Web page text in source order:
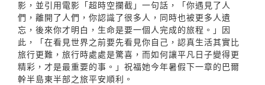
影，並引用電影「超時空攔截」一句話，「你遇見了人
們，離開了人們，你認識了很多人，同時也被更多人遺
忘，後來你才明白，生命是要一個人完成的旅程。」因
此，「在看見世界之前要先看見你自己，認真生活其實比
旅行更難，旅行時處處是驚喜，而如何讓平凡日子變得更
精彩，才是最重要的事。」祝福她今年暑假下一章的巴爾
幹半島東半部之旅平安順利。